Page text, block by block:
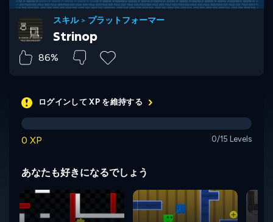
スキル> プラットフォーマー
Strinop
86%
ログインして XP を維持する
0 XP 0/15 Levels
あなたも好きになるでしょう